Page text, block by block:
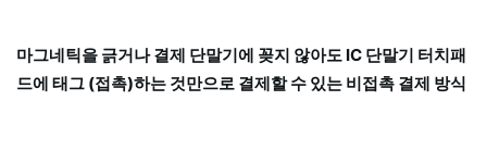
마그네틱을 긁거나 결제 단말기에 꽂지 않아도 IC 단말기 터치패
드에 태그 (접촉)하는 것만으로 결제할 수 있는 비접촉 결제 방식